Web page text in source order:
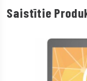
Saistītie